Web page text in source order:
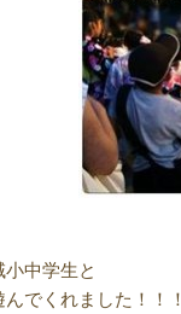
中学生と
でくれました！！！